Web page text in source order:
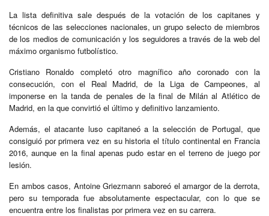
La lista definitiva sale después de la votación de los capitanes y
técnicos de las selecciones nacionales, un grupo selecto de miembros
de los medios de comunicación y los seguidores a través de la web del
máximo organismo futbolístico.
Cristiano Ronaldo completó otro magnífico año coronado con la
consecución, con el Real Madrid, de la Liga de Campeones, al
imponerse en la tanda de penales de la final de Milán al Atlético de
Madrid, en la que convirtió el último y definitivo lanzamiento.
Además, el atacante luso capitaneó a la selección de Portugal, que
consiguió por primera vez en su historia el título continental en Francia
2016, aunque en la final apenas pudo estar en el terreno de juego por
lesión.
En ambos casos, Antoine Griezmann saboreó el amargor de la derrota,
pero su temporada fue absolutamente espectacular, con lo que se
encuentra entre los finalistas por primera vez en su carrera.